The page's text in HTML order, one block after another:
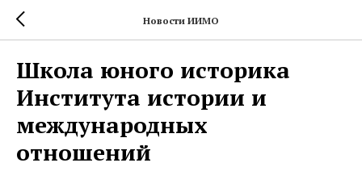
Новости ИИМО
Школа юного историка
Института истории и
международных
отношений